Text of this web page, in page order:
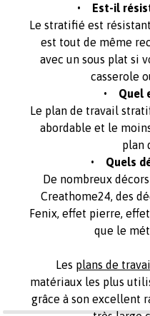
• Est-il
Le stratifié est
est tout de même
avec un sous plat si
casserole
• Quel
Le plan de travail
abordable et le
plan
• Quels
De nombreux
Creathome24, des
Fenix, effet pierre,
que le
Les plans de
matériaux les plus
grâce à son excellent